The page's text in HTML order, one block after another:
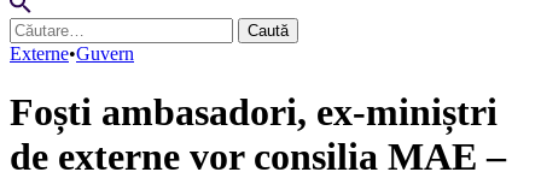
Caută
după:
Externe•Guvern
Foști ambasadori, ex-miniștri
de externe vor consilia MAE –